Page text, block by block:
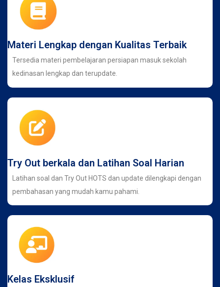
Materi Lengkap dengan Kualitas Terbaik
Tersedia materi pembelajaran persiapan masuk sekolah
kedinasan lengkap dan terupdate.
Try Out berkala dan Latihan Soal Harian
Latihan soal dan Try Out HOTS dan update dilengkapi dengan
pembahasan yang mudah kamu pahami.
Kelas Eksklusif